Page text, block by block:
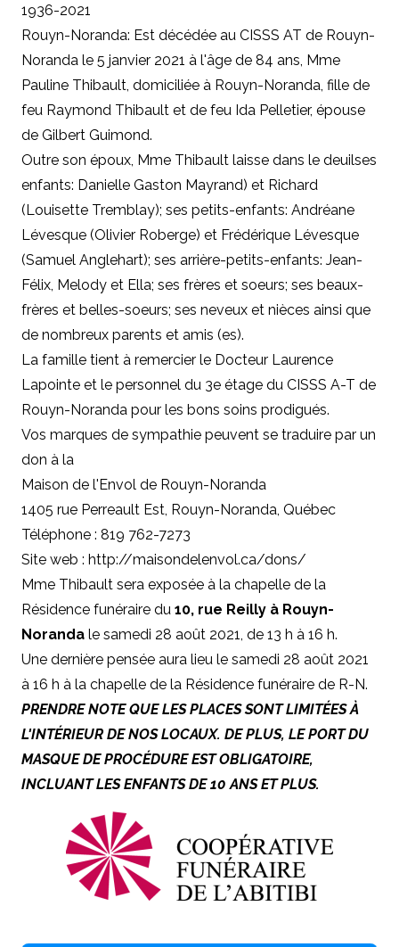
1936-2021
Rouyn-Noranda: Est décédée au CISSS AT de Rouyn-
Noranda le 5 janvier 2021 à l'âge de 84 ans, Mme
Pauline Thibault, domiciliée à Rouyn-Noranda, fille de
feu Raymond Thibault et de feu Ida Pelletier, épouse
de Gilbert Guimond.
Outre son époux, Mme Thibault laisse dans le deuilses
enfants: Danielle Gaston Mayrand) et Richard
(Louisette Tremblay); ses petits-enfants: Andréane
Lévesque (Olivier Roberge) et Frédérique Lévesque
(Samuel Anglehart); ses arrière-petits-enfants: Jean-
Félix, Melody et Ella; ses frères et soeurs; ses beaux-
frères et belles-soeurs; ses neveux et nièces ainsi que
de nombreux parents et amis (es).
La famille tient à remercier le Docteur Laurence
Lapointe et le personnel du 3e étage du CISSS A-T de
Rouyn-Noranda pour les bons soins prodigués.
Vos marques de sympathie peuvent se traduire par un
don à la
Maison de l'Envol de Rouyn-Noranda
1405 rue Perreault Est, Rouyn-Noranda, Québec
Téléphone : 819 762-7273
Site web : http://maisondelenvol.ca/dons/
Mme Thibault sera exposée à la chapelle de la
Résidence funéraire du 10, rue Reilly à Rouyn-
Noranda le samedi 28 août 2021, de 13 h à 16 h.
Une dernière pensée aura lieu le samedi 28 août 2021
à 16 h à la chapelle de la Résidence funéraire de R-N.
PRENDRE NOTE QUE LES PLACES SONT LIMITÉES À
L'INTÉRIEUR DE NOS LOCAUX. DE PLUS, LE PORT DU
MASQUE DE PROCÉDURE EST OBLIGATOIRE,
INCLUANT LES ENFANTS DE 10 ANS ET PLUS.